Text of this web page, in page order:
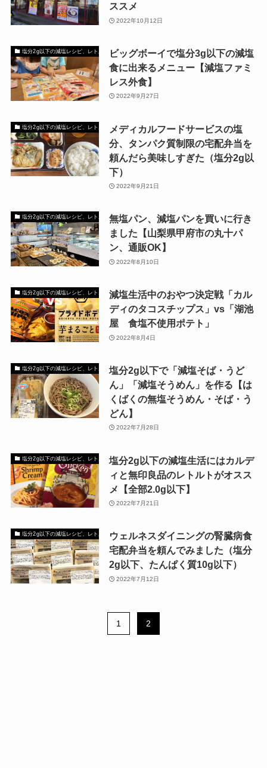
ススメ
2022年10月12日
塩分2g以下の減塩レシピ、レトルト、外食ビッグボーイで塩分3g以下の減塩
食に出来るメニュー【減塩ファミ
レス外食】
2022年9月27日
塩分2g以下の減塩レシピ、レトルト、外食メディカルフードサービスの塩
分、タンパク質制限の宅配弁当を
頼んだら美味しすぎた（塩分2g以
下）
2022年9月21日
塩分2g以下の減塩レシピ、レトルト、外食無塩パン、減塩パンを買いに行き
ました【山梨県甲府市の丸十パ
ン、通販OK】
2022年8月10日
塩分2g以下の減塩レシピ、レトルト、外食減塩生活中のおやつ決定戦「カル
ディのタコスチップス」vs「湖池
屋 食塩不使用ポテト」
2022年8月4日
塩分2g以下の減塩レシピ、レトルト、外食塩分2g以下で「減塩そば・うど
ん」「減塩そうめん」を作る【は
くばくの無塩そうめん・そば・う
どん】
2022年7月28日
塩分2g以下の減塩レシピ、レトルト、外食塩分2g以下の減塩生活にはカルデ
ィと無印良品のレトルトがオスス
メ【全部2.0g以下】
2022年7月21日
塩分2g以下の減塩レシピ、レトルト、外食ウェルネスダイニングの腎臓病食
宅配弁当を頼んでみました（塩分
2g以下、たんぱく質10g以下）
2022年7月12日
1 2